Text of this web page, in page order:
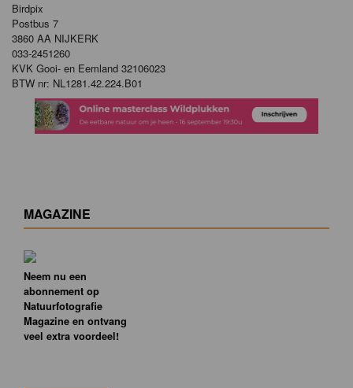
Birdpix
Postbus 7
3860 AA NIJKERK
033-2451260
KVK Gooi- en Eemland 32106023
BTW nr: NL1281.42.224.B01
MAGAZINE
Neem nu een
abonnement op
Natuurfotografie
Magazine en ontvang
veel extra voordeel!